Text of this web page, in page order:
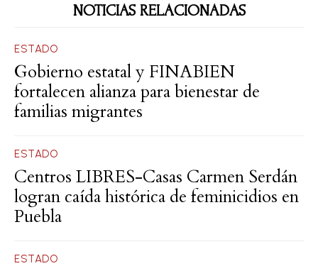
NOTICIAS RELACIONADAS
ESTADO
Gobierno estatal y FINABIEN
fortalecen alianza para bienestar de
familias migrantes
ESTADO
Centros LIBRES-Casas Carmen Serdán
logran caída histórica de feminicidios en
Puebla
ESTADO